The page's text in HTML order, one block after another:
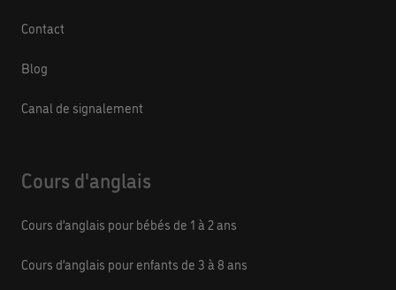
Contact
Blog
Canal de signalement
Cours d'anglais
Cours d’anglais pour bébés de 1 à 2 ans
Cours d’anglais pour enfants de 3 à 8 ans